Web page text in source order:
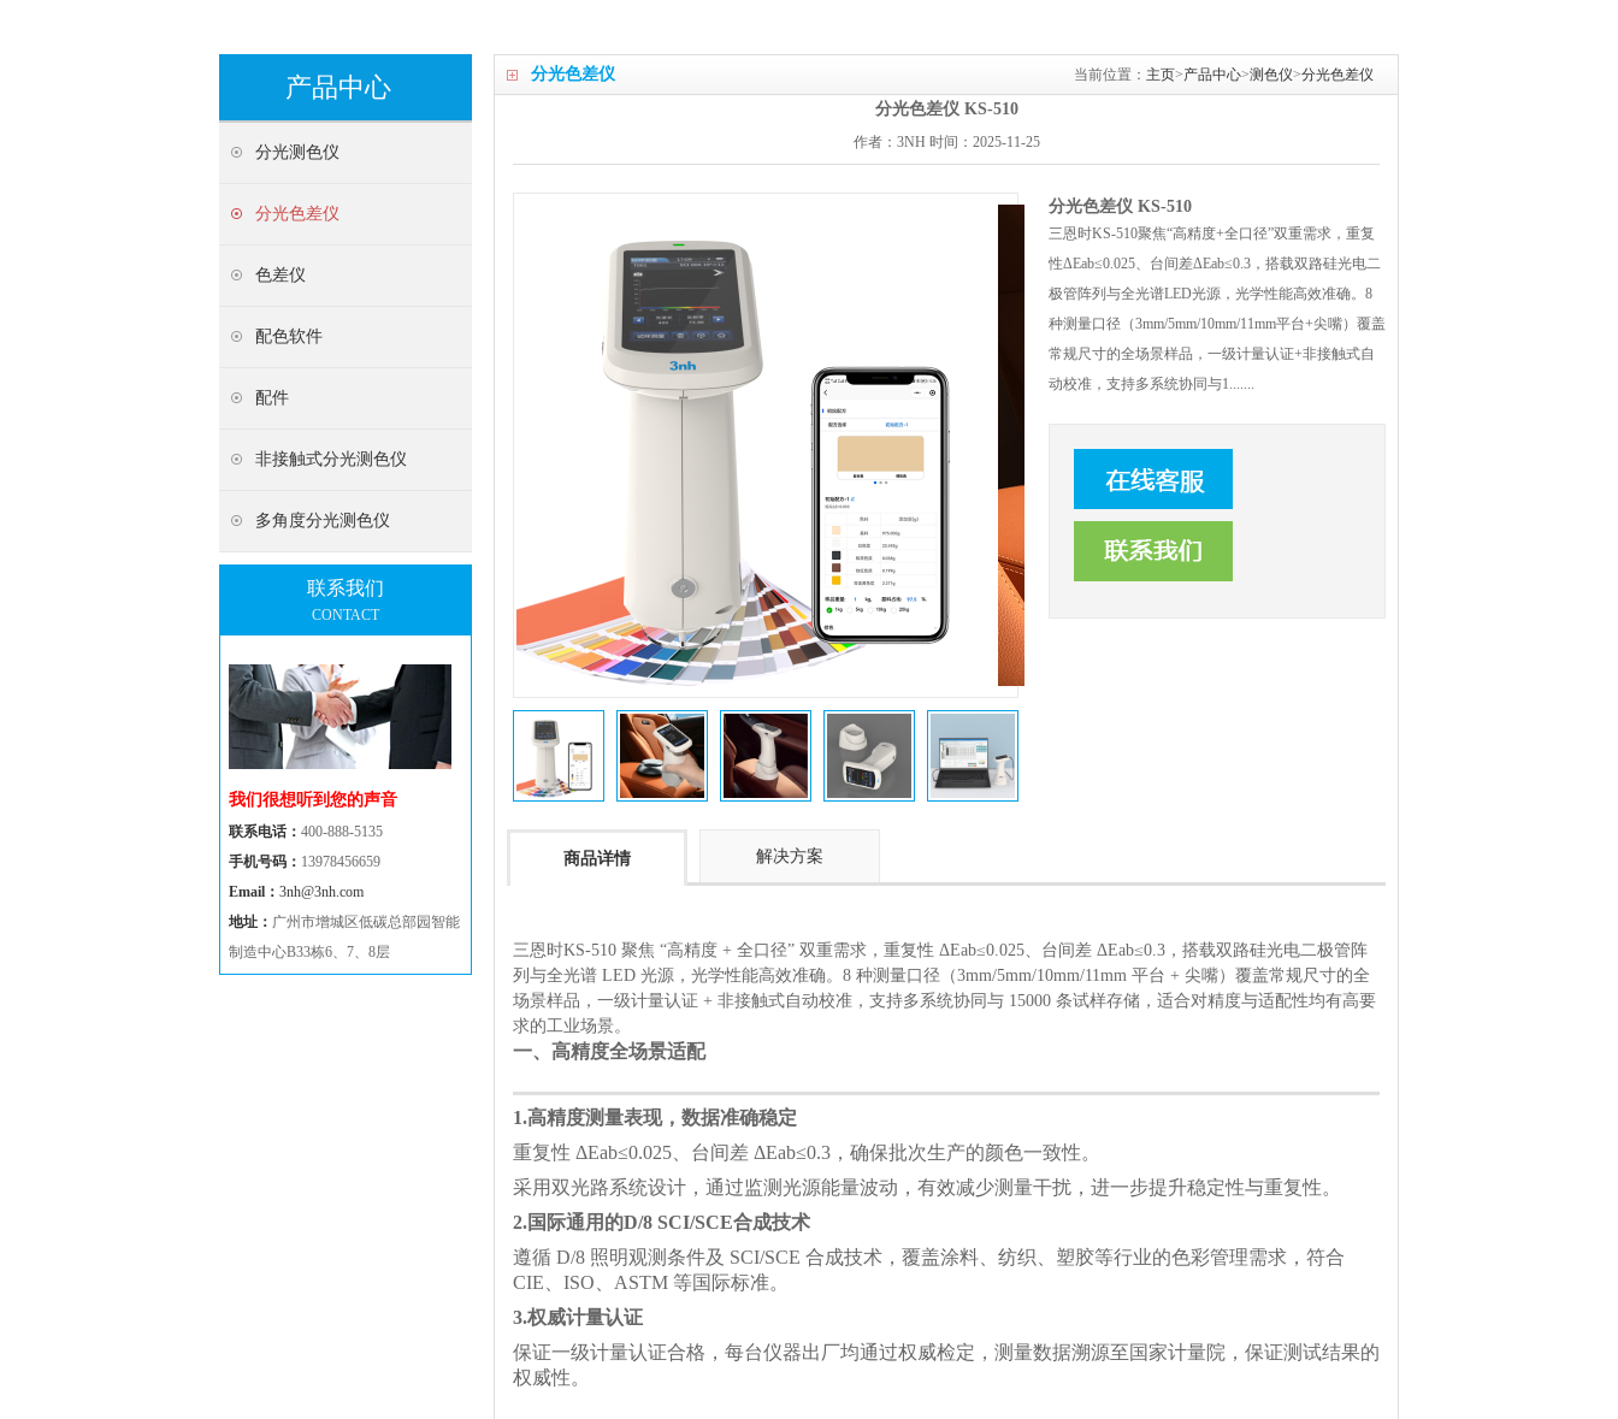
分光色差仪 当前位置： 主页>产品中心>测色仪>分光色差仪
分光色差仪 KS-510
作者：3NH 时间：2025-11-25
分光色差仪 KS-510
三恩时KS-510聚焦“高精度+全口径”双重需求，重复
性ΔEab≤0.025、台间差ΔEab≤0.3，搭载双路硅光电二
极管阵列与全光谱LED光源，光学性能高效准确。8
种测量口径（3mm/5mm/10mm/11mm平台+尖嘴）覆盖
常规尺寸的全场景样品，一级计量认证+非接触式自
动校准，支持多系统协同与1.......
商品详情 解决方案
三恩时KS-510 聚焦 “高精度 + 全口径” 双重需求，重复性 ΔEab≤0.025、台间差 ΔEab≤0.3，搭载双路硅光电二极管阵
列与全光谱 LED 光源，光学性能高效准确。8 种测量口径（3mm/5mm/10mm/11mm 平台 + 尖嘴）覆盖常规尺寸的全
场景样品，一级计量认证 + 非接触式自动校准，支持多系统协同与 15000 条试样存储，适合对精度与适配性均有高要
求的工业场景。
一、高精度全场景适配
1.高精度测量表现，数据准确稳定
重复性 ΔEab≤0.025、台间差 ΔEab≤0.3 ，确保批次生产的颜色一致性。
采用双光路系统设计，通过监测光源能量波动，有效减少测量干扰，进一步提升稳定性与重复性。
2.国际通用的D/8 SCI/SCE合成技术
遵循 D/8 照明观测条件及 SCI/SCE 合成技术，覆盖涂料、纺织、塑胶等行业的色彩管理需求，符合
CIE、ISO、ASTM 等国际标准。
3.权威计量认证
保证一级计量认证合格，每台仪器出厂均通过权威检定，测量数据溯源至国家计量院，保证测试结果的
权威性。
产品中心
分光测色仪
分光色差仪
色差仪
配色软件
配件
非接触式分光测色仪
多角度分光测色仪
联系我们
CONTACT
我们很想听到您的声音
联系电话： 400-888-5135
手机号码： 13978456659
Email： 3nh@3nh.com
地址： 广州市增城区低碳总部园智能
制造中心B33栋6、7、8层